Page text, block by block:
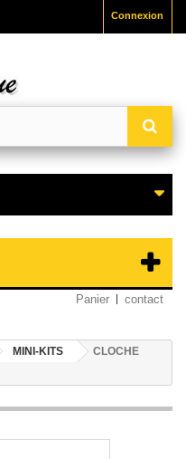
Connexion
Panier contact
MINI-KITS
CLOCHE